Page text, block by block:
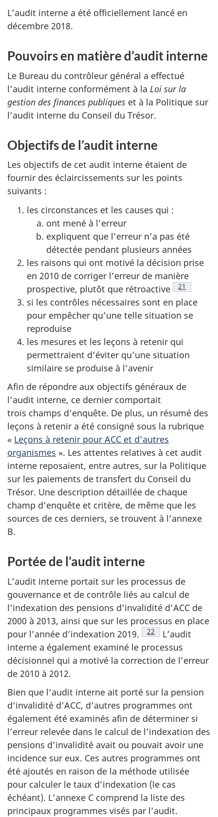
L’audit interne a été officiellement lancé en
décembre 2018.
Pouvoirs en matière d’audit interne
Le Bureau du contrôleur général a effectué
l’audit interne conformément à la Loi sur la
gestion des finances publiques et à la Politique sur
l’audit interne du Conseil du Trésor.
Objectifs de l’audit interne
Les objectifs de cet audit interne étaient de
fournir des éclaircissements sur les points
suivants :
les circonstances et les causes qui :
ont mené à l’erreur
expliquent que l’erreur n’a pas été
détectée pendant plusieurs années
les raisons qui ont motivé la décision prise
en 2010 de corriger l’erreur de manière
prospective, plutôt que rétroactive
Voir la note
21
si les contrôles nécessaires sont en place
pour empêcher qu’une telle situation se
reproduise
les mesures et les leçons à retenir qui
permettraient d’éviter qu’une situation
similaire se produise à l’avenir
Afin de répondre aux objectifs généraux de
l’audit interne, ce dernier comportait
trois champs d’enquête. De plus, un résumé des
leçons à retenir a été consigné sous la rubrique
« Leçons à retenir pour ACC et d’autres
organismes ». Les attentes relatives à cet audit
interne reposaient, entre autres, sur la Politique
sur les paiements de transfert du Conseil du
Trésor. Une description détaillée de chaque
champ d’enquête et critère, de même que les
sources de ces derniers, se trouvent à l’annexe
B.
Portée de l’audit interne
L’audit interne portait sur les processus de
gouvernance et de contrôle liés au calcul de
l’indexation des pensions d’invalidité d’ACC de
2000 à 2013, ainsi que sur les processus en place
pour l’année d’indexation 2019.
Voir la note en bas
22
L’audit
interne a également examiné le processus
décisionnel qui a motivé la correction de l’erreur
de 2010 à 2012.
Bien que l’audit interne ait porté sur la pension
d’invalidité d’ACC, d’autres programmes ont
également été examinés afin de déterminer si
l’erreur relevée dans le calcul de l’indexation des
pensions d’invalidité avait ou pouvait avoir une
incidence sur eux. Ces autres programmes ont
été ajoutés en raison de la méthode utilisée
pour calculer le taux d’indexation (le cas
échéant). L’annexe C comprend la liste des
principaux programmes visés par l’audit.